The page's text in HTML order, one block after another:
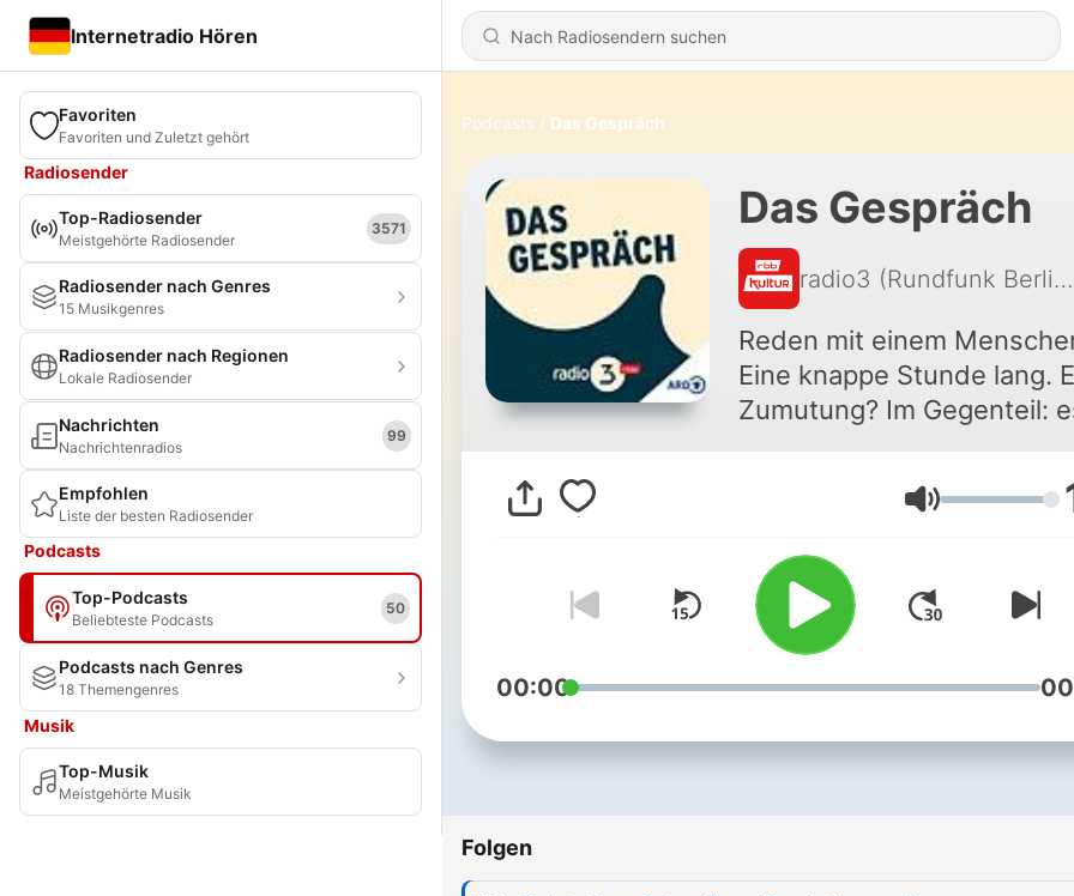
Internetradio Hören
Favoriten
Favoriten und Zuletzt gehört
Radiosender
Top-Radiosender
Meistgehörte Radiosender
3571
Radiosender nach Genres
15 Musikgenres
Radiosender nach Regionen
Lokale Radiosender
Nachrichten
Nachrichtenradios
99
Empfohlen
Liste der besten Radiosender
Podcasts
Top-Podcasts
Beliebteste Podcasts
50
Podcasts nach Genres
18 Themengenres
Musik
Top-Musik
Meistgehörte Musik
Podcasts Das Gespräch
Das Gespräch
radio3 (Rundfunk Berlin-Brandenburg)
Reden mit einem
Eine knappe Stunde lang.
Zumutung? Im Gegenteil:
die pure Verführung zum
Lautstärke
00:00
Folgen